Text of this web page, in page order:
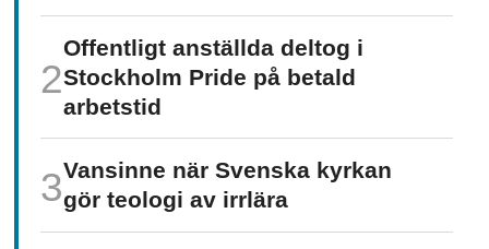
Offentligt anställda deltog i
Stockholm Pride på betald
arbetstid
Vansinne när Svenska kyrkan
gör teologi av irrlära